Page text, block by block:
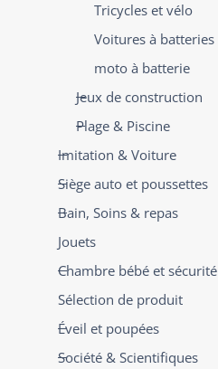
Tricycles et vélo
Voitures à batteries
moto à batterie
Jeux de construction
Plage & Piscine
Imitation & Voiture
Siège auto et poussettes
Bain, Soins & repas
Jouets
Chambre bébé et sécurité
Sélection de produit
Éveil et poupées
Société & Scientifiques